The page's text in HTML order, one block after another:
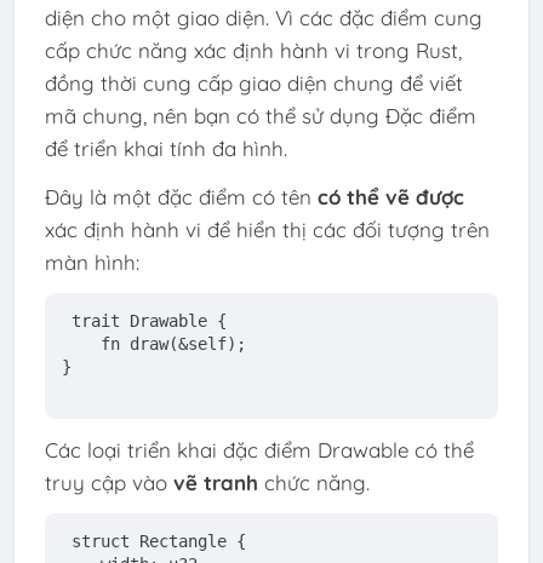
diện cho một giao diện. Vì các đặc điểm cung
cấp chức năng xác định hành vi trong Rust,
đồng thời cung cấp giao diện chung để viết
mã chung, nên bạn có thể sử dụng Đặc điểm
để triển khai tính đa hình.
Đây là một đặc điểm có tên có thể vẽ được
xác định hành vi để hiển thị các đối tượng trên
màn hình:
trait Drawable {
fn draw(&self);
}
Các loại triển khai đặc điểm Drawable có thể
truy cập vào vẽ tranh chức năng.
struct Rectangle {